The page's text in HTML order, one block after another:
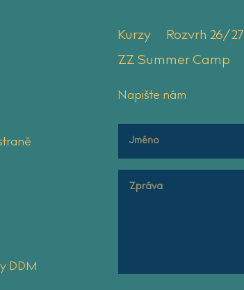
DDM
Kurzy Rozvrh 26/27
ZZ Summer Camp
Napište nám